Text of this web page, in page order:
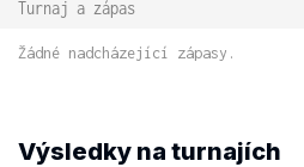
Turnaj a zápas
Žádné nadcházející zápasy.
Výsledky na turnajích